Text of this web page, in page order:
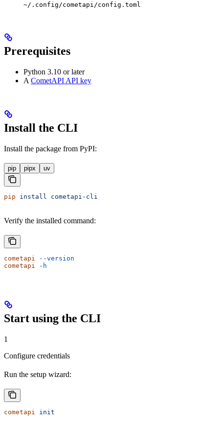
~/.config/cometapi/config.toml
Prerequisites
Python 3.10 or later
A CometAPI API key
Install the CLI
Install the package from PyPI:
pip pipx uv
pip install cometapi-cli
Verify the installed command:
cometapi --version
cometapi -h
Start using the CLI
1
Configure credentials
Run the setup wizard:
cometapi init